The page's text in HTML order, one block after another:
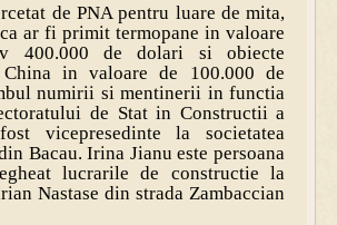
de PNA pentru luare de mita,
ar fi primit termopane in valoare
400.000 de dolari si obiecte
in valoare de 100.000 de
numirii si mentinerii in functia
de Stat in Constructii a
vicepresedinte la societatea
Bacau. Irina Jianu este persoana
lucrarile de constructie la
Nastase din strada Zambaccian